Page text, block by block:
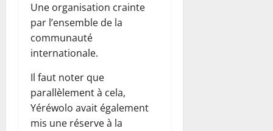
Une organisation crainte
par l’ensemble de la
communauté
internationale.
Il faut noter que
parallèlement à cela,
Yéréwolo avait également
mis une réserve à la